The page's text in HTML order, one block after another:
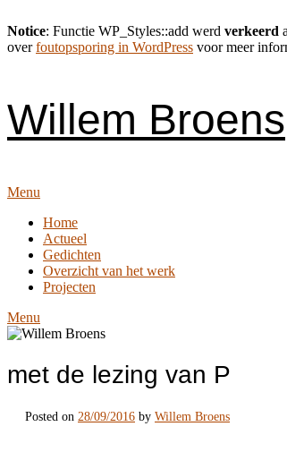
Notice: Functie WP_Styles::add werd verkeerd
overfoutopsporing in WordPress voor meer
Willem Broens
Menu
Home
Actueel
Gedichten
Overzicht van het werk
Projecten
Menu
met de lezing van P
Posted on 28/09/2016 by Willem Broens